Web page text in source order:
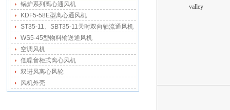
锅炉系列离心通风机
KDF5-58E型离心通风机
ST35-11、SBT35-11天时双向轴流通风机
WS5-45型物料输送通风机
空调风机
低噪音柜式离心风机
双进风离心风轮
风机外壳
valley